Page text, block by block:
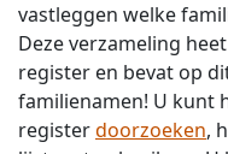
vastleggen welke
Deze verzameling
register en bevat op
familienamen! U kunt
registerdoorzoeken,